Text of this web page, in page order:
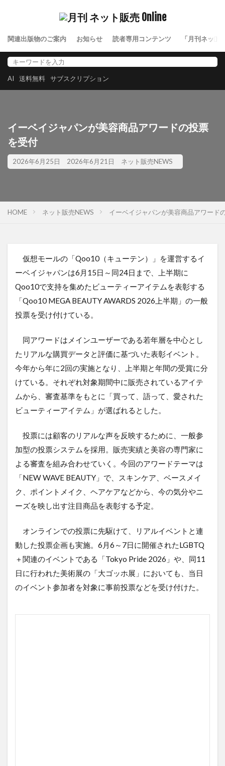
関連出版物のご案内 お知らせ 読者専用コンテンツ 「月刊ネット
AI 送料無料 サブスクリプション
イーベイジャパンが美容商品アワードの投票
を受付
2026年6月25日 2026年6月21日 ネット販売NEWS
HOME ネット販売NEWS イーベイジャパンが美容商品アワード
仮想モールの「Qoo10（キューテン）」を運営するイ
ーベイジャパンは6月15日～同24日まで、上半期に
Qoo10で支持を集めたビューティーアイテムを表彰する
「Qoo10 MEGA BEAUTY AWARDS 2026上半期」の一般
投票を受け付けている。
同アワードはメインユーザーである若年層を中心とし
たリアルな購買データと評価に基づいた表彰イベント。
今年から年に2回の実施となり、上半期と年間の受賞に分
けている。それぞれ対象期間中に販売されているアイテ
ムから、審査基準をもとに「買って、語って、愛された
ビューティーアイテム」が選ばれるとした。
投票には顧客のリアルな声を反映するために、一般参
加型の投票システムを採用。販売実績と美容の専門家に
よる審査を組み合わせていく。今回のアワードテーマは
「NEW WAVE BEAUTY」で、スキンケア、ベースメイ
ク、ポイントメイク、ヘアケアなどから、今の気分やニ
ーズを映し出す注目商品を表彰する予定。
オンラインでの投票に先駆けて、リアルイベントと連
動した投票企画も実施。6月6～7日に開催されたLGBTQ
＋関連のイベントである「Tokyo Pride 2026」や、同11
日に行われた美術展の「大ゴッホ展」においても、当日
のイベント参加者を対象に事前投票などを受け付けた。